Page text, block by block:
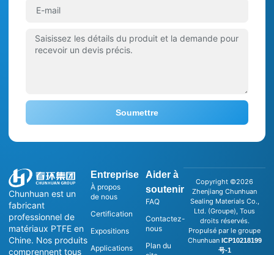
Chunhuan est un
fabricant
professionnel de
matériaux PTFE en
Chine. Nos produits
comprennent tous
Entreprise
À propos
de nous
Certification
Expositions
Applications
Aider à
soutenir
FAQ
Contactez-
nous
Plan du
Copyright ©2026
Zhenjiang Chunhuan
Sealing Materials Co.,
Ltd. (Groupe), Tous
droits réservés.
Propulsé par le groupe
Chunhuan ICP10218199
号-1
Soumettre